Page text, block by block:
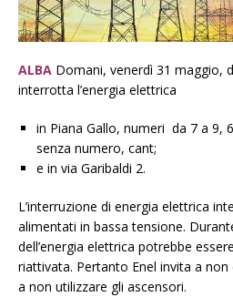
ALBA Domani, venerdì 31 maggio,
interrotta l’energia elettrica
in Piana Gallo, numeri da 7 a 9,
senza numero, cant;
e in via Garibaldi 2.
L’interruzione di energia elettrica
alimentati in bassa tensione.
dell’energia elettrica potrebbe
riattivata. Pertanto Enel invita a
a non utilizzare gli ascensori.